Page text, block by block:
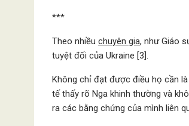
***
Theo nhiều chuyên gia, như Giáo
tuyệt đối của Ukraine [3].
Không chỉ đạt được điều họ cần
tế thấy rõ Nga khinh thường và
ra các bằng chứng của mình liên